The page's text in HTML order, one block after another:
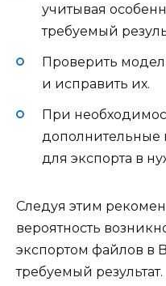
учитывая
требуемый
Проверить
и исправить их.
При
для экспорта в
Следуя этим
вероятность
экспортом файлов в
требуемый результат.